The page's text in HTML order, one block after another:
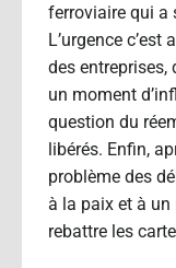
ferroviaire qui a
L’urgence
des entreprises,
un moment
question du
libérés. Enfin,
problème des
à la paix et à un
rebattre les